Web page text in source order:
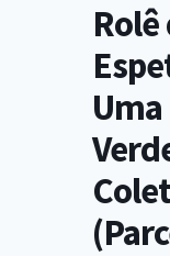
Rolê